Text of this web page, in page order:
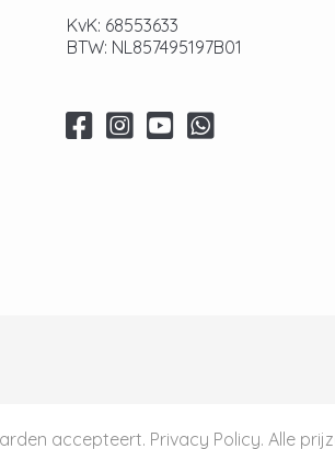
KvK: 68553633
BTW: NL857495197B01
accepteert. Privacy Policy. Alle